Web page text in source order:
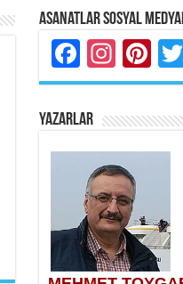
Asanatlar Sosyal
YAZARLAR